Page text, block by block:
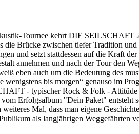
Tournee kehrt DIE SEILSCHAFT
die Brücke zwischen tiefer Tradition
und setzt stattdessen auf die Kraft
annehmen und nach der Tour den
eben auch um die Bedeutung des
wenigstens bis morgen“ genauso im
- typischer Rock & Folk - Attitüde
Erfolgsalbum "Dein Paket" entsteht
Mal, dass man eigene
als langjährigen Weggefährten